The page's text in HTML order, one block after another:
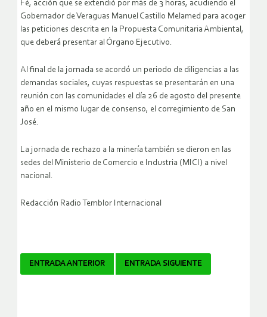
Fé, acción que se extendió por más de 3 horas, acudiendo el
Gobernador de Veraguas Manuel Castillo Melamed para acoger
las peticiones descrita en la Propuesta Comunitaria Ambiental,
que deberá presentar al Órgano Ejecutivo.
Al final de la jornada se acordó un periodo de diligencias a las
demandas sociales, cuyas respuestas se presentarán en una
reunión con las comunidades el día 26 de agosto del presente
año en el mismo lugar de consenso, el corregimiento de San
José.
La jornada de rechazo a la minería también se dieron en las
sedes del Ministerio de Comercio e Industria (MICI) a nivel
nacional.
Redacción Radio Temblor Internacional
Navegador
ENTRADA ANTERIOR ENTRADA SIGUIENTE